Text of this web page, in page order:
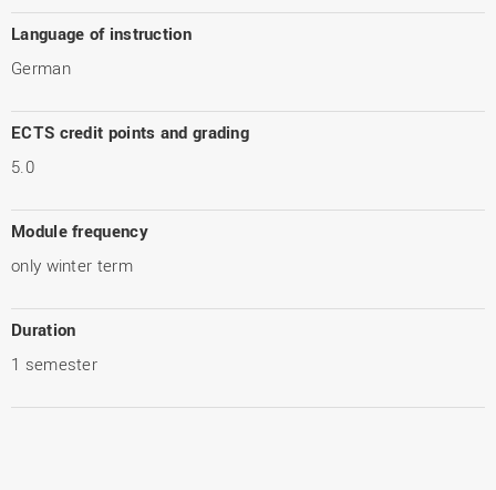
Language of instruction
German
ECTS credit points and grading
5.0
Module frequency
only winter term
Duration
1 semester